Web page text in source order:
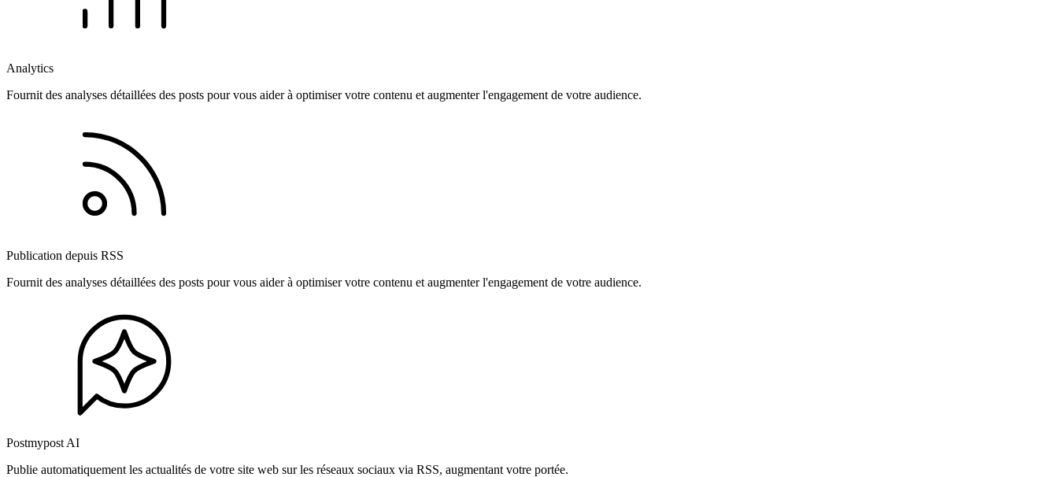
Analytics
Fournit des analyses détaillées des posts pour vous aider à optimiser votre contenu et augmenter l'engagement de votre audience.
Publication depuis RSS
Fournit des analyses détaillées des posts pour vous aider à optimiser votre contenu et augmenter l'engagement de votre audience.
Postmypost AI
Publie automatiquement les actualités de votre site web sur les réseaux sociaux via RSS, augmentant votre portée.